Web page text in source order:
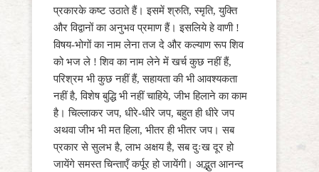
प्रकारके कष्ट उठाते हैं। इसमें श्रुति, स्मृति, युक्ति
और विद्वानों का अनुभव प्रमाण हैं। इसलिये हे वाणी !
विषय-भोगों का नाम लेना तज दे और कल्याण रूप शिव
को भज ले ! शिव का नाम लेने में खर्च कुछ नहीं हैं,
परिश्रम भी कुछ नहीं हैं, सहायता की भी आवश्यकता
नहीं है, विशेष बुद्धि भी नहीं चाहिये, जीभ हिलाने का काम
है। चिल्लाकर जप, धीरे-धीरे जप, बहुत ही धीरे जप
अथवा जीभ भी मत हिला, भीतर ही भीतर जप। सब
प्रकार से सुलभ है, लाभ अक्षय है, सब दुःख दूर हो
जायेंगे समस्त चिन्ताएँ कर्पूर हो जायेंगी। अद्भुत आनन्द